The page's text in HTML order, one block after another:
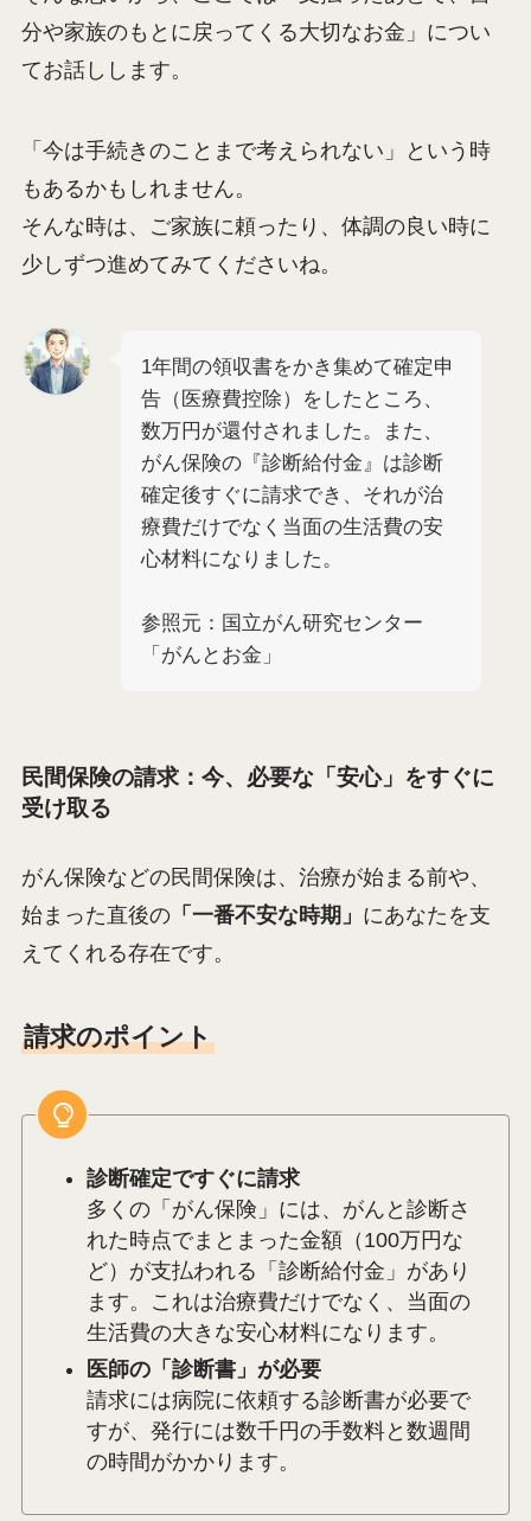
分や家族のもとに戻ってくる大切なお金」につい
てお話しします。
「今は手続きのことまで考えられない」という時
もあるかもしれません。
そんな時は、ご家族に頼ったり、体調の良い時に
少しずつ進めてみてくださいね。
1年間の領収書をかき集めて確定申
告（医療費控除）をしたところ、
数万円が還付されました。また、
がん保険の『診断給付金』は診断
確定後すぐに請求でき、それが治
療費だけでなく当面の生活費の安
心材料になりました。
参照元：国立がん研究センター
「がんとお金」
民間保険の請求：今、必要な「安心」をすぐに
受け取る
がん保険などの民間保険は、治療が始まる前や、
始まった直後の「一番不安な時期」 にあなたを支
えてくれる存在です。
請求のポイント
診断確定ですぐに請求
多くの「がん保険」には、がんと診断さ
れた時点でまとまった金額（100万円な
ど）が支払われる「診断給付金」があり
ます。これは治療費だけでなく、当面の
生活費の大きな安心材料になります。
医師の「診断書」が必要
請求には病院に依頼する診断書が必要で
すが、発行には数千円の手数料と数週間
の時間がかかります。